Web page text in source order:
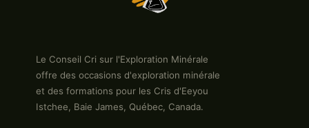
Le Conseil Cri sur l'Exploration Minérale
offre des occasions d'exploration minérale
et des formations pour les Cris d'Eeyou
Istchee, Baie James, Québec, Canada.